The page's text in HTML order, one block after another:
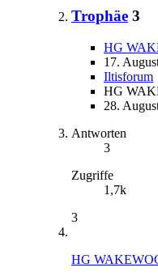
Trophäe 3
HG
17.
Iltisforum
HG
28.
Antworten
3
Zugriffe
1,7k
3
HG